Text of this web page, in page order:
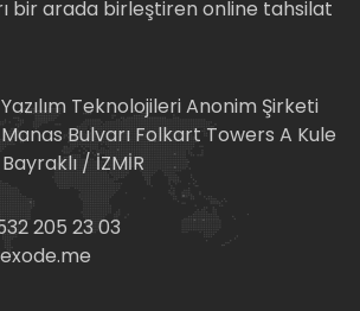
bir arada birleştiren online tahsilat
Teknolojileri Anonim Şirketi
Bulvarı Folkart Towers A Kule
/ İZMİR
205 23 03